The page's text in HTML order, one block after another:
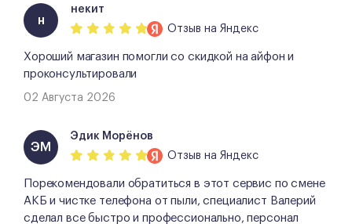
н
некит
Отзыв на Яндекс
Хороший магазин помогли со скидкой на айфон и
проконсультировали
02 Августа 2026
ЭМ
Эдик Морёнов
Отзыв на Яндекс
Порекомендовали обратиться в этот сервис по смене
АКБ и чистке телефона от пыли, специалист Валерий
сделал все быстро и профессионально, персонал